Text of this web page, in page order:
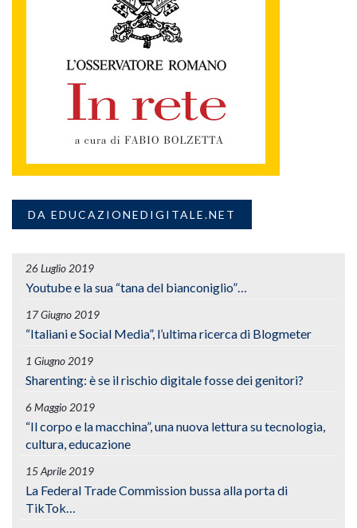
DA EDUCAZIONEDIGITALE.NET
26 Luglio 2019
Youtube e la sua “tana del bianconiglio”…
17 Giugno 2019
“Italiani e Social Media”, l’ultima ricerca di Blogmeter
1 Giugno 2019
Sharenting: è se il rischio digitale fosse dei genitori?
6 Maggio 2019
“Il corpo e la macchina”, una nuova lettura su tecnologia,
cultura, educazione
15 Aprile 2019
La Federal Trade Commission bussa alla porta di
TikTok…